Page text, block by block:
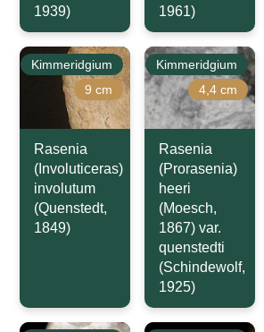
1939)
1961)
Kimmeridgium
9 cm
Rasenia
(Involuticeras)
involutum
(Quenstedt,
1849)
Kimmeridgium
4,4 cm
Rasenia
(Prorasenia)
heeri
(Moesch,
1867) var.
quenstedti
(Schindewolf,
1925)